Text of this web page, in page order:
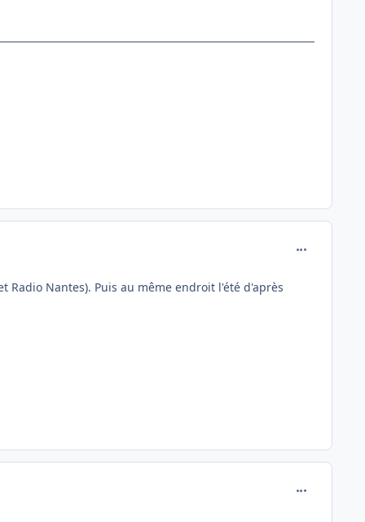
Radio Nantes). Puis au même endroit l'été d'après